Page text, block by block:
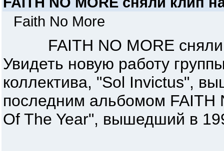
Faith No More
FAITH NO MORE сняли
Увидеть новую работу
коллектива, "Sol Invictus",
последним альбомом FAITH
Of The Year", вышедший в